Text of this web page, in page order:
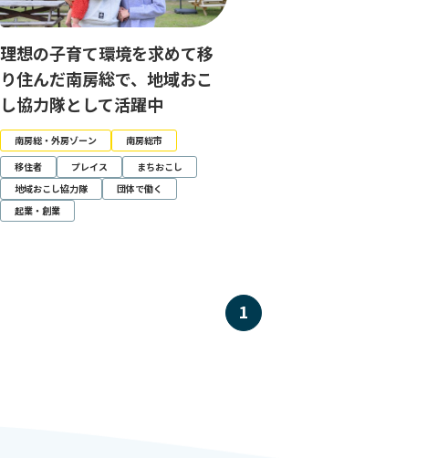
理想の子育て環境を求めて移
り住んだ南房総で、地域おこ
し協力隊として活躍中
南房総・外房ゾーン
南房総市
移住者
プレイス
まちおこし
地域おこし協力隊
団体で働く
起業・創業
1